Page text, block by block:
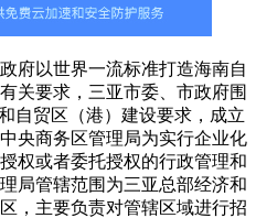
以世界一流标准打造海南自
关要求，三亚市委、市政府围
自贸区（港）建设要求，成立
央商务区管理局为实行企业化
权或者委托授权的行政管理和
局管辖范围为三亚总部经济和
，主要负责对管辖区域进行招